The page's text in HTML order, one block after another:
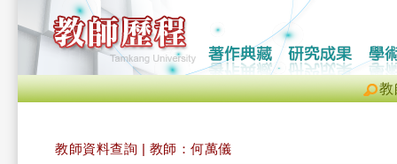
教
教師資料查詢 | 教師：何萬儀